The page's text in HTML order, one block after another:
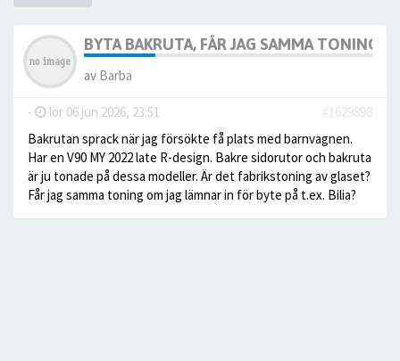
BYTA BAKRUTA, FÅR JAG SAMMA TONING?
av Barba
- lör 06 jun 2026, 23:51
#1629898
Bakrutan sprack när jag försökte få plats med barnvagnen.
Har en V90 MY 2022 late R-design. Bakre sidorutor och bakruta
är ju tonade på dessa modeller. Är det fabrikstoning av glaset?
Får jag samma toning om jag lämnar in för byte på t.ex. Bilia?